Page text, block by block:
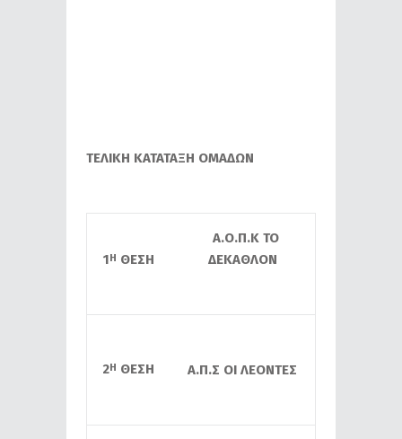
ΤΕΛΙΚΗ ΚΑΤΑΤΑΞΗ ΟΜΑΔΩΝ
1Η ΘΕΣΗ
Α.Ο.Π.Κ ΤΟ
ΔΕΚΑΘΛΟΝ
2Η ΘΕΣΗ Α.Π.Σ ΟΙ ΛΕΟΝΤΕΣ